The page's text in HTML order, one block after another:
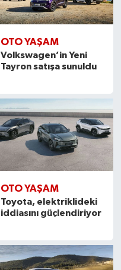
OTO YAŞAM
Volkswagen’in Yeni
Tayron satışa sunuldu
OTO YAŞAM
Toyota, elektriklideki
iddiasını güçlendiriyor